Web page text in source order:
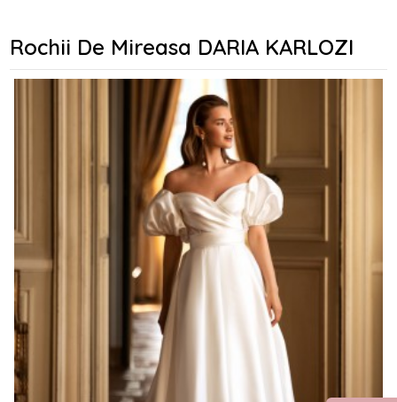
Rochii De Mireasa DARIA KARLOZI